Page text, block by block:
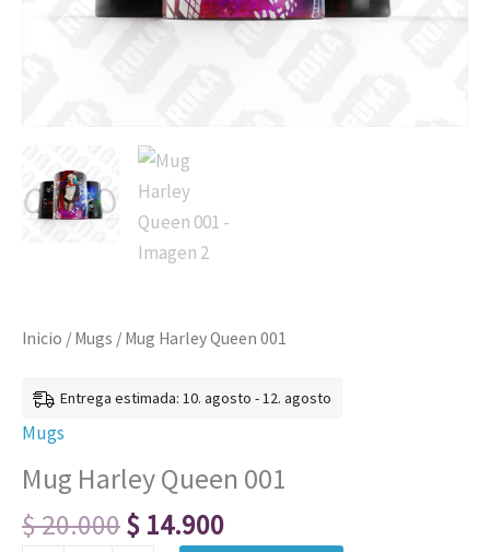
Inicio / Mugs / Mug Harley Queen 001
Entrega estimada: 10. agosto - 12. agosto
Mugs
Mug Harley Queen 001
$20.000$ 14.900